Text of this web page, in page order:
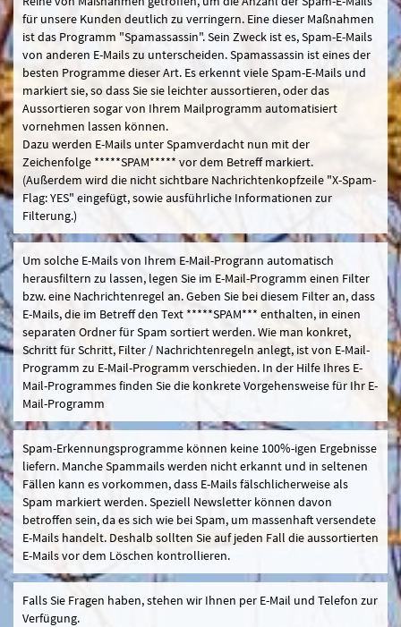
für unsere Kunden deutlich zu verringern. Eine dieser Maßnahmen
ist das Programm "Spamassassin". Sein Zweck ist es, Spam-E-Mails
von anderen E-Mails zu unterscheiden. Spamassassin ist eines der
besten Programme dieser Art. Es erkennt viele Spam-E-Mails und
markiert sie, so dass Sie sie leichter aussortieren, oder das
Aussortieren sogar von Ihrem Mailprogramm automatisiert
vornehmen lassen können.
Dazu werden E-Mails unter Spamverdacht nun mit der
Zeichenfolge *****SPAM***** vor dem Betreff markiert.
(Außerdem wird die nicht sichtbare Nachrichtenkopfzeile "X-Spam-
Flag: YES" eingefügt, sowie ausführliche Informationen zur
Filterung.)
Um solche E-Mails von Ihrem E-Mail-Progrann automatisch
herausfiltern zu lassen, legen Sie im E-Mail-Programm einen Filter
bzw. eine Nachrichtenregel an. Geben Sie bei diesem Filter an, dass
E-Mails, die im Betreff den Text *****SPAM*** enthalten, in einen
separaten Ordner für Spam sortiert werden. Wie man konkret,
Schritt für Schritt, Filter / Nachrichtenregeln anlegt, ist von E-Mail-
Programm zu E-Mail-Programm verschieden. In der Hilfe Ihres E-
Mail-Programmes finden Sie die konkrete Vorgehensweise für Ihr E-
Mail-Programm
Spam-Erkennungsprogramme können keine 100%-igen Ergebnisse
liefern. Manche Spammails werden nicht erkannt und in seltenen
Fällen kann es vorkommen, dass E-Mails fälschlicherweise als
Spam markiert werden. Speziell Newsletter können davon
betroffen sein, da es sich wie bei Spam, um massenhaft versendete
E-Mails handelt. Deshalb sollten Sie auf jeden Fall die aussortierten
E-Mails vor dem Löschen kontrollieren.
Falls Sie Fragen haben, stehen wir Ihnen per E-Mail und Telefon zur
Verfügung.